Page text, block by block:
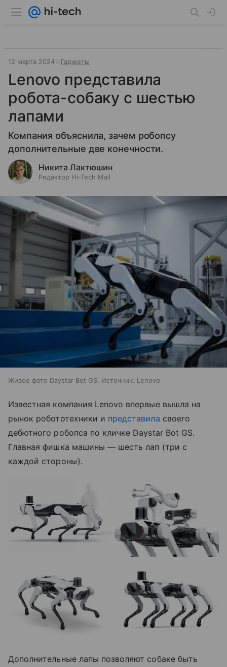
12 марта 2024 Гаджеты
Lenovo представила
робота-собаку с шестью
лапами
Компания объяснила, зачем робопсу
дополнительные две конечности.
Никита Лактюшин
Редактор Hi-Tech Mail
Живое фото Daystar Bot GS. Источник: Lenovo
Известная компания Lenovo впервые вышла на
рынок робототехники и представила своего
дебютного робопса по кличке Daystar Bot GS.
Главная фишка машины — шесть лап (три с
каждой стороны).
Дополнительные лапы позволяют собаке быть